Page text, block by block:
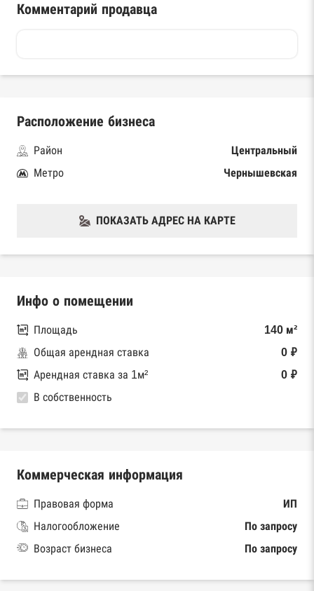
Комментарий продавца
Расположение бизнеса
Район
Центральный
Метро
Чернышевская
ПОКАЗАТЬ АДРЕС НА КАРТЕ
Инфо о помещении
Площадь
140 м²
Общая арендная ставка
0 ₽
Арендная ставка за 1м²
0 ₽
В собственность
Коммерческая информация
Правовая форма
ИП
Налогообложение
По запросу
Возраст бизнеса
По запросу